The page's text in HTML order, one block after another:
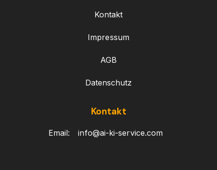
Kontakt
Impressum
AGB
Datenschutz
Kontakt
Email: info@ai-ki-service.com